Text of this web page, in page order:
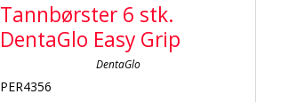
Tannbørster 6 stk.
DentaGlo Easy Grip
DentaGlo
PER4356